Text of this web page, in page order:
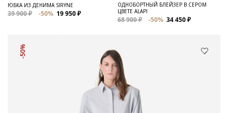
ЮБКА ИЗ ДЕНИМА SIRYNE
39 900 ₽ -50% 19 950 ₽
ОДНОБОРТНЫЙ БЛЕЙЗЕР В СЕРОМ
ЦВЕТЕ ALAPI
68 900 ₽ -50% 34 450 ₽
-50%